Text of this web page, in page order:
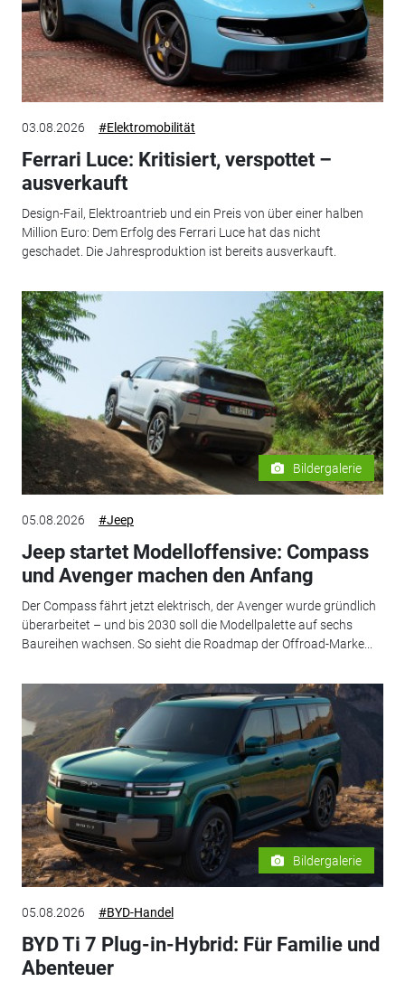
03.08.2026 #Elektromobilität
Ferrari Luce: Kritisiert, verspottet –
ausverkauft
Design-Fail, Elektroantrieb und ein Preis von über einer halben
Million Euro: Dem Erfolg des Ferrari Luce hat das nicht
geschadet. Die Jahresproduktion ist bereits ausverkauft.
Bildergalerie
05.08.2026 #Jeep
Jeep startet Modelloffensive: Compass
und Avenger machen den Anfang
Der Compass fährt jetzt elektrisch, der Avenger wurde gründlich
überarbeitet – und bis 2030 soll die Modellpalette auf sechs
Baureihen wachsen. So sieht die Roadmap der Offroad-Marke...
Bildergalerie
05.08.2026 #BYD-Handel
BYD Ti 7 Plug-in-Hybrid: Für Familie und
Abenteuer